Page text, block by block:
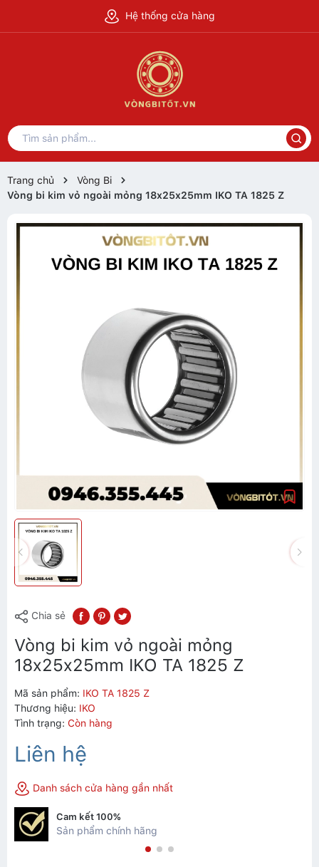
Hệ thống cửa hàng
Trang chủ
Vòng Bi
Vòng bi kim vỏ ngoài mỏng 18x25x25mm IKO TA 1825 Z
Chia sẻ
Vòng bi kim vỏ ngoài mỏng
18x25x25mm IKO TA 1825 Z
Mã sản phẩm: IKO TA 1825 Z
Thương hiệu: IKO
Tình trạng: Còn hàng
Liên hệ
Danh sách cửa hàng gần nhất
Cam kết 100%
Sản phẩm chính hãng